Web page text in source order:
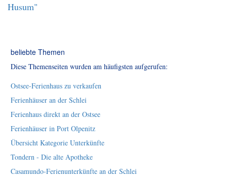
Husum"
beliebte Themen
Diese Themenseiten wurden am häufigsten aufgerufen:
Ostsee-Ferienhaus zu verkaufen
Ferienhäuser an der Schlei
Ferienhaus direkt an der Ostsee
Ferienhäuser in Port Olpenitz
Übersicht Kategorie Unterkünfte
Tondern - Die alte Apotheke
Casamundo-Ferienunterkünfte an der Schlei